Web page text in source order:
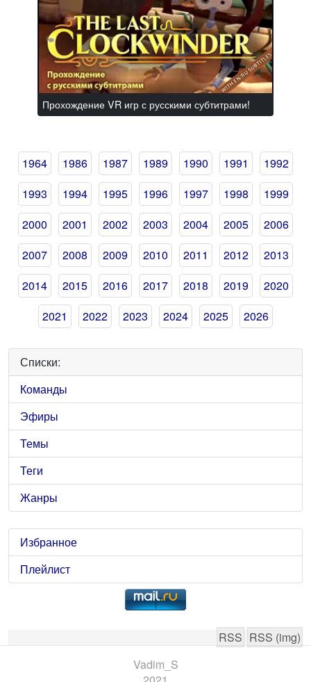
Прохождение VR игр с русскими субтитрами!
1964 1986 1987 1989 1990 1991
1992
1993
1994 1995 1996 1997 1998
1999
2000
2001 2002 2003 2004 2005
2006
2007
2008 2009 2010 2011 2012
2013
2014
2015 2016 2017 2018 2019
2020
2021
2022 2023 2024 2025 2026
Списки:
Команды
Эфиры
Темы
Теги
Жанры
Избранное
Плейлист
RSS RSS (img)
Vadim_S